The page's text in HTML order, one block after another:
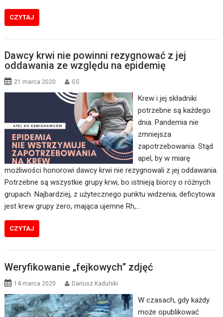
CZYTAJ
Dawcy krwi nie powinni rezygnować z jej
oddawania ze względu na epidemię
21 marca 2020 GS
Krew i jej składniki
potrzebne są każdego
dnia. Pandemia nie
zmniejsza
zapotrzebowania. Stąd
apel, by w miarę
możliwości honorowi dawcy krwi nie rezygnowali z jej oddawania.
Potrzebne są wszystkie grupy krwi, bo istnieją biorcy o różnych
grupach. Najbardziej, z użytecznego punktu widzenia, deficytowa
jest krew grupy zero, mająca ujemne Rh,…
CZYTAJ
Weryfikowanie „fejkowych” zdjęć
14 marca 2020 Dariusz Kadulski
W czasach, gdy każdy
może opublikować